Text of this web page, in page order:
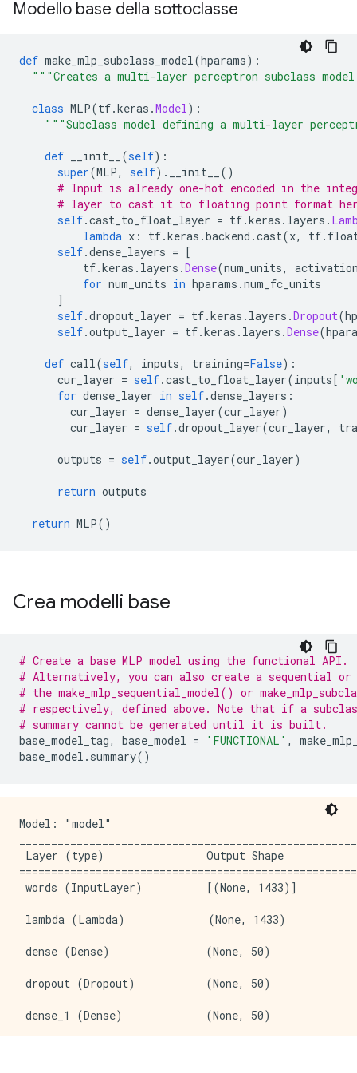
Modello base della sottoclasse
def make_mlp_subclass_model(hparams):
"""Creates a multi-layer perceptron subclass
class MLP(tf.keras .Model):
"""Subclass model defining a multi-layer
def __init__ (self):
super(MLP, self). __init__
()
# Input is already one-hot encoded in the
# layer to cast it to floating point format
self.cast_to_float_layer = tf.keras . layers .
lambda x : tf.keras .backend .cast(x, tf.
self.dense_layers = [
tf.keras . layers .Dense(num_units,
for num_units in hparams .num_fc_units
]
self.dropout_layer = tf.keras . layers .Dropout(
self.output_layer = tf.keras . layers .Dense(
def call(self, inputs, training=False):
cur_layer = self.cast_to_float_layer(inputs[
for dense_layer in self.dense_layers :
cur_layer = dense_layer(cur_layer)
cur_layer = self.dropout_layer(cur_layer,
outputs = self.output_layer(cur_layer)
return outputs
return MLP()
Crea modelli base
# Create a base MLP model using the functional API.
# Alternatively, you can also create a sequential or
# the make_mlp_sequential_model() or
# respectively, defined above. Note that if a
# summary cannot be generated until it is built.
base_model_tag, base_model = 'FUNCTIONAL' ,
base_model . summary()
Model: "model"
Layer (type)                Output Shape
words (InputLayer)          [(None,
lambda (Lambda)             (None,
dense (Dense)               (None, 50)
dropout (Dropout)           (None, 50)
dense_1 (Dense)             (None, 50)